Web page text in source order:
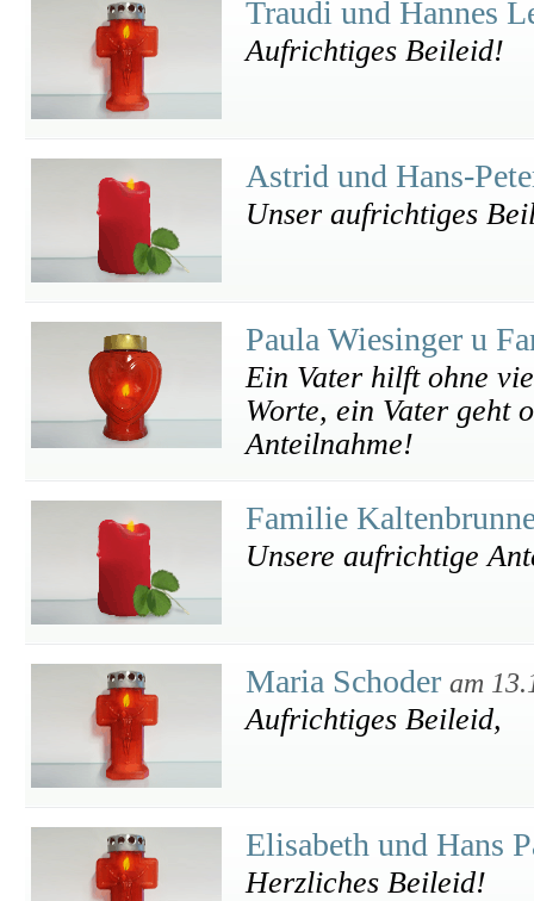
Traudi und Hannes
Aufrichtiges Beileid!
Astrid und Hans-
Unser aufrichtiges
Paula Wiesinger u
Ein Vater hilft ohne
Worte, ein Vater geht
Anteilnahme!
Familie
Unsere aufrichtige
Maria Schoder am
Aufrichtiges Beileid,
Elisabeth und Hans
Herzliches Beileid!